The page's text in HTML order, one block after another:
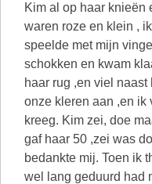
Kim al op haar knieën
waren roze en klein ,
speelde met mijn
schokken en kwam
haar rug ,en viel
onze kleren aan ,en ik
kreeg. Kim zei, doe
gaf haar 50 ,zei was
bedankte mij. Toen ik
wel lang geduurd had